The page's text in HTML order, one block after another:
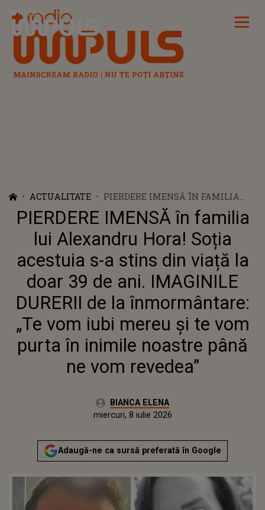
Radio Impuls
ACTUALITATE
PIERDERE IMENSĂ ÎN FAMILIA
LUI ALEXANDRU HORA! SOȚIA
ACESTUIA S-A STINS DIN VIAȚĂ
LA DOAR 39 DE ANI. IMAGINILE
DURERII DE LA ÎNMORMÂNTARE:
„TE VOM IUBI MEREU ȘI TE VOM
PURTA ÎN INIMILE NOASTRE
PÂNĂ NE VOM REVEDEA”
PIERDERE IMENSĂ în familia
lui Alexandru Hora! Soția
acestuia s-a stins din viață la
doar 39 de ani. IMAGINILE
DURERII de la înmormântare:
„Te vom iubi mereu și te vom
purta în inimile noastre până
ne vom revedea”
Autor:BIANCA ELENA
Actualizat:
miercuri, 8 iulie 2026
Adaugă-ne ca sursă preferată în Google